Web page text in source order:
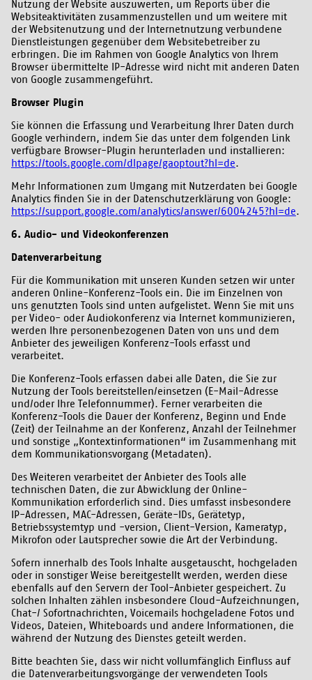
Nutzung der Website auszuwerten, um Reports über die
Websiteaktivitäten zusammenzustellen und um weitere mit
der Websitenutzung und der Internetnutzung verbundene
Dienstleistungen gegenüber dem Websitebetreiber zu
erbringen. Die im Rahmen von Google Analytics von Ihrem
Browser übermittelte IP-Adresse wird nicht mit anderen Daten
von Google zusammengeführt.
Browser Plugin
Sie können die Erfassung und Verarbeitung Ihrer Daten durch
Google verhindern, indem Sie das unter dem folgenden Link
verfügbare Browser-Plugin herunterladen und installieren:
https://tools.google.com/dlpage/gaoptout?hl=de.
Mehr Informationen zum Umgang mit Nutzerdaten bei Google
Analytics finden Sie in der Datenschutzerklärung von Google:
https://support.google.com/analytics/answer/6004245?hl=de.
6. Audio- und Videokonferenzen
Datenverarbeitung
Für die Kommunikation mit unseren Kunden setzen wir unter
anderen Online-Konferenz-Tools ein. Die im Einzelnen von
uns genutzten Tools sind unten aufgelistet. Wenn Sie mit uns
per Video- oder Audiokonferenz via Internet kommunizieren,
werden Ihre personenbezogenen Daten von uns und dem
Anbieter des jeweiligen Konferenz-Tools erfasst und
verarbeitet.
Die Konferenz-Tools erfassen dabei alle Daten, die Sie zur
Nutzung der Tools bereitstellen/einsetzen (E-Mail-Adresse
und/oder Ihre Telefonnummer). Ferner verarbeiten die
Konferenz-Tools die Dauer der Konferenz, Beginn und Ende
(Zeit) der Teilnahme an der Konferenz, Anzahl der Teilnehmer
und sonstige „Kontextinformationen“ im Zusammenhang mit
dem Kommunikationsvorgang (Metadaten).
Des Weiteren verarbeitet der Anbieter des Tools alle
technischen Daten, die zur Abwicklung der Online-
Kommunikation erforderlich sind. Dies umfasst insbesondere
IP-Adressen, MAC-Adressen, Geräte-IDs, Gerätetyp,
Betriebssystemtyp und -version, Client-Version, Kameratyp,
Mikrofon oder Lautsprecher sowie die Art der Verbindung.
Sofern innerhalb des Tools Inhalte ausgetauscht, hochgeladen
oder in sonstiger Weise bereitgestellt werden, werden diese
ebenfalls auf den Servern der Tool-Anbieter gespeichert. Zu
solchen Inhalten zählen insbesondere Cloud-Aufzeichnungen,
Chat-/ Sofortnachrichten, Voicemails hochgeladene Fotos und
Videos, Dateien, Whiteboards und andere Informationen, die
während der Nutzung des Dienstes geteilt werden.
Bitte beachten Sie, dass wir nicht vollumfänglich Einfluss auf
die Datenverarbeitungsvorgänge der verwendeten Tools